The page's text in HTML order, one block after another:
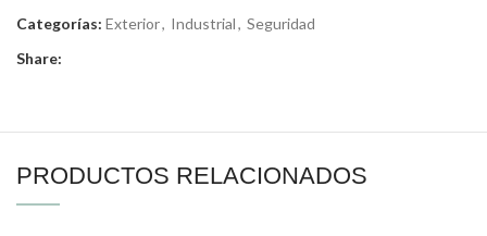
Categorías: Exterior, Industrial, Seguridad
Share:
PRODUCTOS RELACIONADOS